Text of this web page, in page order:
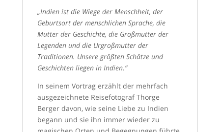
„Indien ist die Wiege der Menschheit, der
Geburtsort der menschlichen Sprache, die
Mutter der Geschichte, die Großmutter der
Legenden und die Urgroßmutter der
Traditionen. Unsere größten Schätze und
Geschichten liegen in Indien.“
In seinem Vortrag erzählt der mehrfach
ausgezeichnete Reisefotograf Thorge
Berger davon, wie seine Liebe zu Indien
begann und sie ihn immer wieder zu